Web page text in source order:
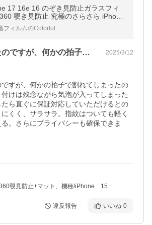
17 16e 16 のぞき見防止ガラスフィ
覗き見防止 究極のさらさら iPhone
Pro 15pro ガラスフィルム 14 iPhone1
iPhone11 XR iPhoneSE 12
フィルムのColorful
以前使っていたのですが、何かの拍子で割… 2025/3/12
すが、何かの拍子で割れてしまったの
けは残念ながら気泡が入ってしまった
ら直ぐに保証対応していただけるとの
くく、サラサラ。指紋はついても軽く
。さらにプライバシーも確保できま
覗見防止+マット、機種/iPhone 15
違反報告 いいね 0